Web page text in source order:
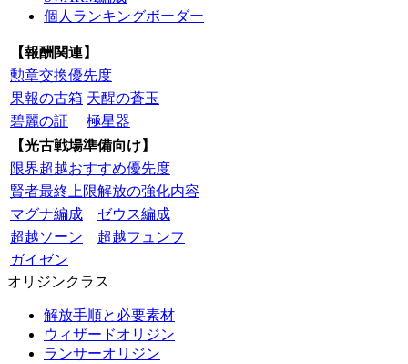
個人ランキングボーダー
【報酬関連】
勲章交換優先度
果報の古箱 天醒の蒼玉
碧麗の証
極星器
【光古戦場準備向け】
限界超越おすすめ優先度
賢者最終上限解放の強化内容
マグナ編成
ゼウス編成
超越ソーン
超越フュンフ
ガイゼン
オリジンクラス
解放手順と必要素材
ウィザードオリジン
ランサーオリジン